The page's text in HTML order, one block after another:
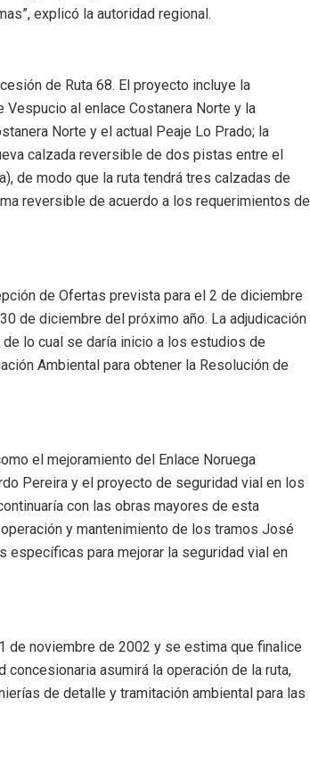
explicó la autoridad regional.
de Ruta 68. El proyecto incluye la
al enlace Costanera Norte y la
Norte y el actual Peaje Lo Prado; la
calzada reversible de dos pistas entre el
de modo que la ruta tendrá tres calzadas de
reversible de acuerdo a los requerimientos de
de Ofertas prevista para el 2 de diciembre
de diciembre del próximo año. La adjudicación
lo cual se daría inicio a los estudios de
Ambiental para obtener la Resolución de
el mejoramiento del Enlace Noruega
Pereira y el proyecto de seguridad vial en los
con las obras mayores de esta
y mantenimiento de los tramos José
específicas para mejorar la seguridad vial en
de noviembre de 2002 y se estima que finalice
asumirá la operación de la ruta,
de detalle y tramitación ambiental para las